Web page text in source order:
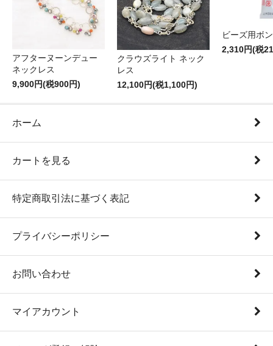
アフターヌーンデュー
ネックレス
9,900円(税900円)
クラウズライト ネック
レス
12,100円(税1,100円)
ビーズ用ボ
2,310円(税
ホーム
カートを見る
特定商取引法に基づく表記
プライバシーポリシー
お問い合わせ
マイアカウント